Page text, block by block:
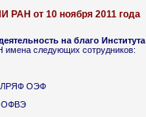
РАН от 10 ноября 2011 года
на благо Института
следующих сотрудников:
ЛРЯФ ОЭФ
ОФВЭ